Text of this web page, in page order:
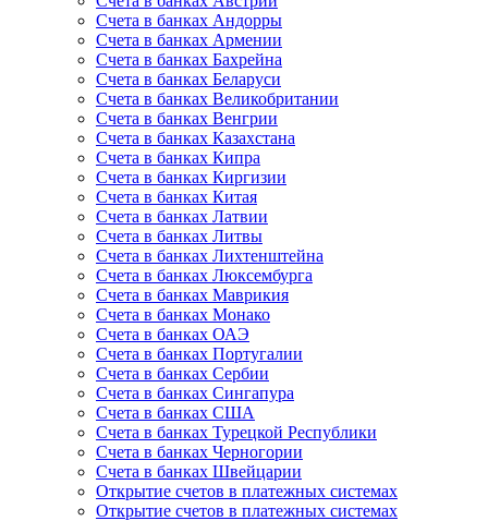
Счета в банках Андорры
Счета в банках Армении
Счета в банках Бахрейна
Счета в банках Беларуси
Счета в банках Великобритании
Счета в банках Венгрии
Счета в банках Казахстана
Счета в банках Кипра
Счета в банках Киргизии
Счета в банках Китая
Счета в банках Латвии
Счета в банках Литвы
Счета в банках Лихтенштейна
Счета в банках Люксембурга
Счета в банках Маврикия
Счета в банках Монако
Счета в банках ОАЭ
Счета в банках Португалии
Счета в банках Сербии
Счета в банках Сингапура
Счета в банках США
Счета в банках Турецкой Республики
Счета в банках Черногории
Счета в банках Швейцарии
Открытие счетов в платежных системах
Открытие счетов в платежных системах